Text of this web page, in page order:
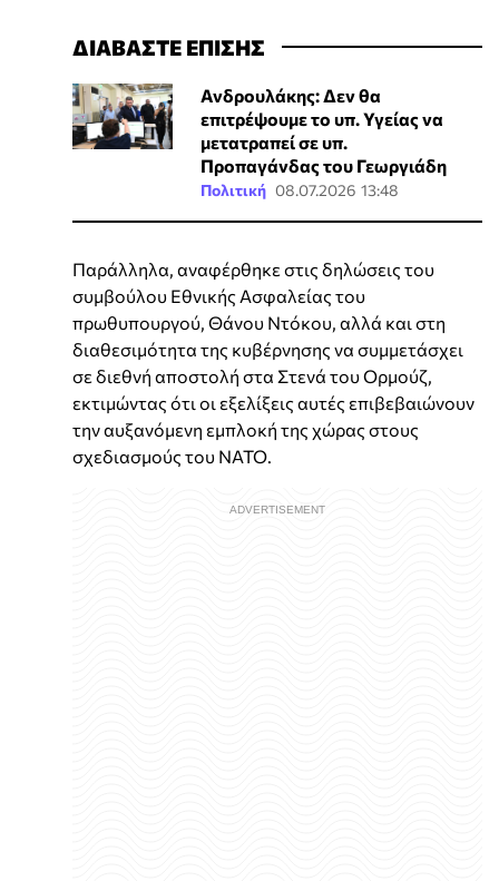
ΔΙΑΒΑΣΤΕ ΕΠΙΣΗΣ
Ανδρουλάκης: Δεν θα
επιτρέψουμε το υπ. Υγείας να
μετατραπεί σε υπ.
Προπαγάνδας του Γεωργιάδη
Πολιτική 08.07.2026 13:48
Παράλληλα, αναφέρθηκε στις δηλώσεις του
συμβούλου Εθνικής Ασφαλείας του
πρωθυπουργού, Θάνου Ντόκου, αλλά και στη
διαθεσιμότητα της κυβέρνησης να συμμετάσχει
σε διεθνή αποστολή στα Στενά του Ορμούζ,
εκτιμώντας ότι οι εξελίξεις αυτές επιβεβαιώνουν
την αυξανόμενη εμπλοκή της χώρας στους
σχεδιασμούς του ΝΑΤΟ.